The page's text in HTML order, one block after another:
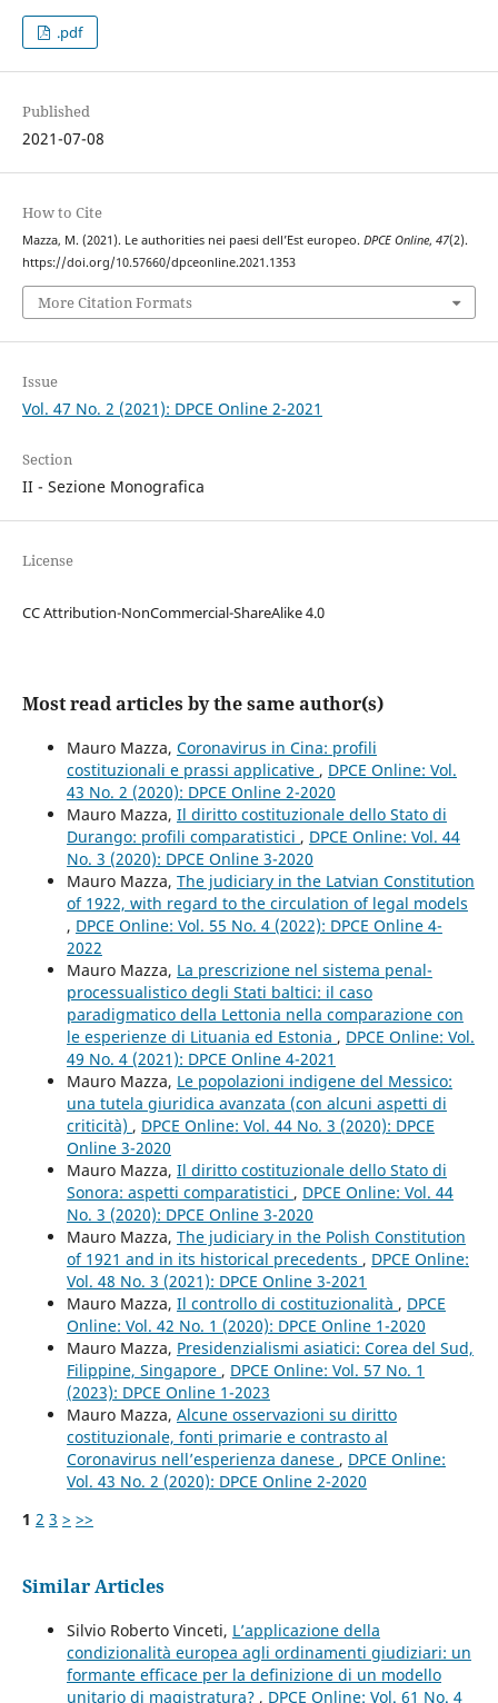
.pdf
Published
2021-07-08
How to Cite
Mazza, M. (2021). Le authorities nei paesi dell’Est europeo. DPCE Online, 47(2).
https://doi.org/10.57660/dpceonline.2021.1353
More Citation Formats
Issue
Vol. 47 No. 2 (2021): DPCE Online 2-2021
Section
II - Sezione Monografica
License
CC Attribution-NonCommercial-ShareAlike 4.0
Most read articles by the same author(s)
Mauro Mazza, Coronavirus in Cina: profili
costituzionali e prassi applicative , DPCE Online: Vol.
43 No. 2 (2020): DPCE Online 2-2020
Mauro Mazza, Il diritto costituzionale dello Stato di
Durango: profili comparatistici , DPCE Online: Vol. 44
No. 3 (2020): DPCE Online 3-2020
Mauro Mazza, The judiciary in the Latvian Constitution
of 1922, with regard to the circulation of legal models
, DPCE Online: Vol. 55 No. 4 (2022): DPCE Online 4-
2022
Mauro Mazza, La prescrizione nel sistema penal-
processualistico degli Stati baltici: il caso
paradigmatico della Lettonia nella comparazione con
le esperienze di Lituania ed Estonia , DPCE Online: Vol.
49 No. 4 (2021): DPCE Online 4-2021
Mauro Mazza, Le popolazioni indigene del Messico:
una tutela giuridica avanzata (con alcuni aspetti di
criticità) , DPCE Online: Vol. 44 No. 3 (2020): DPCE
Online 3-2020
Mauro Mazza, Il diritto costituzionale dello Stato di
Sonora: aspetti comparatistici , DPCE Online: Vol. 44
No. 3 (2020): DPCE Online 3-2020
Mauro Mazza, The judiciary in the Polish Constitution
of 1921 and in its historical precedents , DPCE Online:
Vol. 48 No. 3 (2021): DPCE Online 3-2021
Mauro Mazza, Il controllo di costituzionalità , DPCE
Online: Vol. 42 No. 1 (2020): DPCE Online 1-2020
Mauro Mazza, Presidenzialismi asiatici: Corea del Sud,
Filippine, Singapore , DPCE Online: Vol. 57 No. 1
(2023): DPCE Online 1-2023
Mauro Mazza, Alcune osservazioni su diritto
costituzionale, fonti primarie e contrasto al
Coronavirus nell’esperienza danese , DPCE Online:
Vol. 43 No. 2 (2020): DPCE Online 2-2020
1 2 3 > >>
Similar Articles
Silvio Roberto Vinceti, L’applicazione della
condizionalità europea agli ordinamenti giudiziari: un
formante efficace per la definizione di un modello
unitario di magistratura? , DPCE Online: Vol. 61 No. 4